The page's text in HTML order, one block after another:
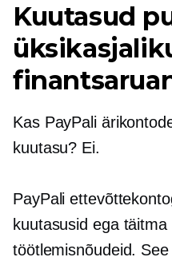
Kuutasud
Kas PayPali
kuutasu? Ei.
PayPali
kuutasusid ega
töötlemisnõudeid.